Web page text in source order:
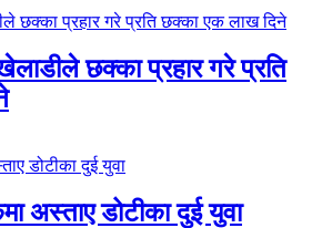
छक्का प्रहार गरे प्रति
अस्ताए डोटीका दुई युवा